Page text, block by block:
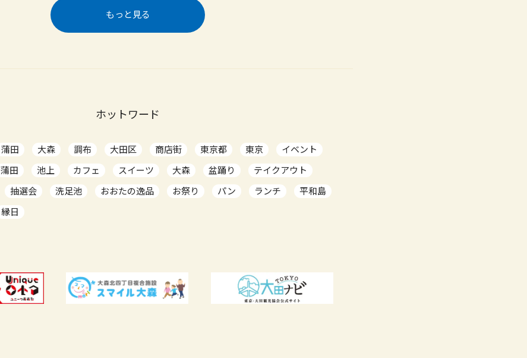
もっと見る
ホットワード
蒲田 大森 調布 大田区 商店街 東京都 東京
イベント
蒲田 池上 カフェ スイーツ 大森 盆踊り
テイクアウト
抽選会 洗足池 おおたの逸品 お祭り パン ランチ
平和島
縁日